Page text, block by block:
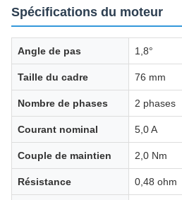
Spécifications du moteur
Angle de pas 1,8°
Taille du cadre 76 mm
Nombre de phases 2 phases
Courant nominal 5,0 A
Couple de maintien 2,0 Nm
Résistance 0,48 ohm